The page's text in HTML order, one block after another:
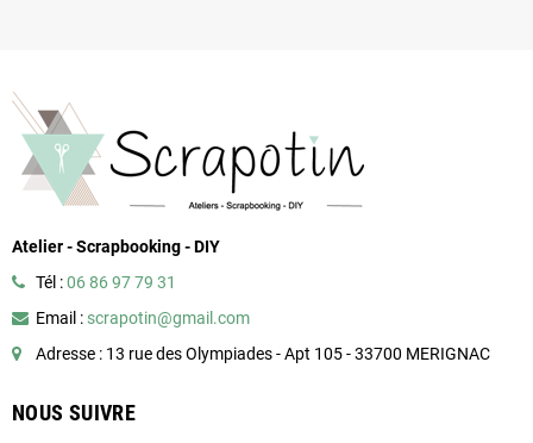
Atelier - Scrapbooking - DIY
Tél :06 86 97 79 31
Email : scrapotin@gmail.com
Adresse : 13 rue des Olympiades - Apt 105 - 33700 MERIGNAC
NOUS SUIVRE